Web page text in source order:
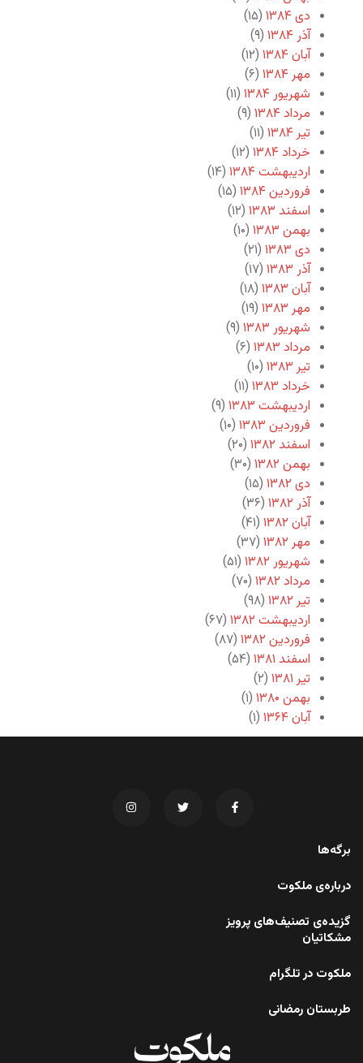
دی ۱۳۸۴
(۱۵)
آذر ۱۳۸۴
(۹)
آبان ۱۳۸۴
(۱۲)
مهر ۱۳۸۴
(۶)
شهریور ۱۳۸۴
(۱۱)
مرداد ۱۳۸۴
(۹)
تیر ۱۳۸۴
(۱۱)
خرداد ۱۳۸۴
(۱۲)
اردیبهشت ۱۳۸۴
(۱۴)
فروردین ۱۳۸۴
(۱۵)
اسفند ۱۳۸۳
(۱۲)
بهمن ۱۳۸۳
(۱۰)
دی ۱۳۸۳
(۲۱)
آذر ۱۳۸۳
(۱۷)
آبان ۱۳۸۳
(۱۸)
مهر ۱۳۸۳
(۱۹)
شهریور ۱۳۸۳
(۹)
مرداد ۱۳۸۳
(۶)
تیر ۱۳۸۳
(۱۰)
خرداد ۱۳۸۳
(۱۱)
اردیبهشت ۱۳۸۳
(۹)
فروردین ۱۳۸۳
(۱۰)
اسفند ۱۳۸۲
(۲۰)
بهمن ۱۳۸۲
(۳۰)
دی ۱۳۸۲
(۱۵)
آذر ۱۳۸۲
(۳۶)
آبان ۱۳۸۲
(۴۱)
مهر ۱۳۸۲
(۳۷)
شهریور ۱۳۸۲
(۵۱)
مرداد ۱۳۸۲
(۷۰)
تیر ۱۳۸۲
(۹۸)
اردیبهشت ۱۳۸۲
(۶۷)
فروردین ۱۳۸۲
(۸۷)
اسفند ۱۳۸۱
(۵۴)
تیر ۱۳۸۱
(۲)
بهمن ۱۳۸۰
(۱)
آبان ۱۳۶۴
(۱)
برگه‌ها
درباره‌ی ملکوت
گزیده‌ی تصنیف‌های پرویز
مشکاتیان
ملکوت در تلگرام
طربستان رمضانی